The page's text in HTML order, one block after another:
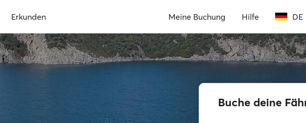
Erkunden Meine Buchung Hilfe DE
Buche deine